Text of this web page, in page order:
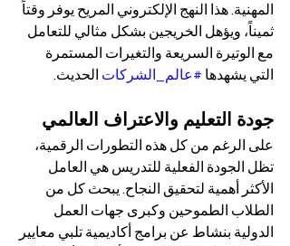
المهنية. هذا النهج الإلكتروني المريح يوفر وقتاً
ثميناً، ويؤهل الخريجين بشكل مثالي للتعامل
مع الوتيرة السريعة والتغيرات المستمرة
التي يشهدها #عالم_الشركات الحديث.
جودة التعليم والاعتراف العالمي
على الرغم من كل هذه التطورات الرقمية،
تظل الجودة الفعلية للتدريس هي العامل
الأكثر أهمية لتحقيق النجاح. يبحث كل من
الطلاب الطموحين وكبرى جهات العمل
الدولية بنشاط عن برامج أكاديمية تلبي معايير